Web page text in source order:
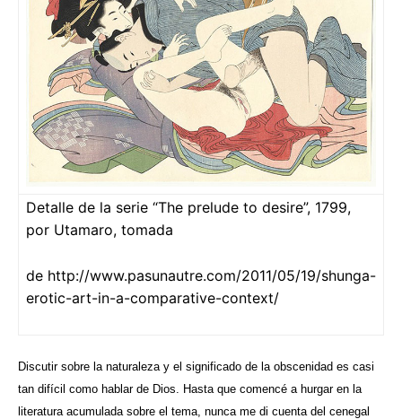
Detalle de la serie “The prelude to desire”, 1799,
por Utamaro, tomada
de http://www.pasunautre.com/2011/05/19/shunga-
erotic-art-in-a-comparative-context/
Discutir sobre la naturaleza y el significado de la obscenidad es casi
tan difícil como hablar de Dios. Hasta que comencé a hurgar en la
literatura acumulada sobre el tema, nunca me di cuenta del cenegal